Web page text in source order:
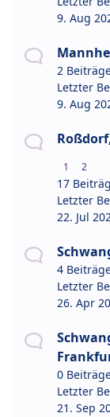
9. Aug
2
Letzter
9. Aug
1 2
17
Letzter
22. Jul
4
Letzter
26. Apr
0
Letzter
21. Sep